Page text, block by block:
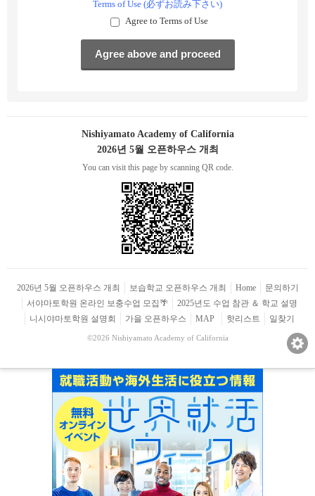
Terms of Use (必ずお読み下さい)
Agree to Terms of Use
Nishiyamato Academy of California
2026년 5월 오픈하우스 개최
You can visit this page by scanning QR code.
2026년 5월 오픈하우스 개최 보습학교 오픈하우스 개최 Home
문의하기
서야마토학원 온라인 보충수업 모집🌴
2025년도 수업 참관 ＆ 학교 설명
니시야마토학원 설명회
가을 오픈하우스 MAP 핫리스트 일찾기
©2026 Nishiyamato Academy of California